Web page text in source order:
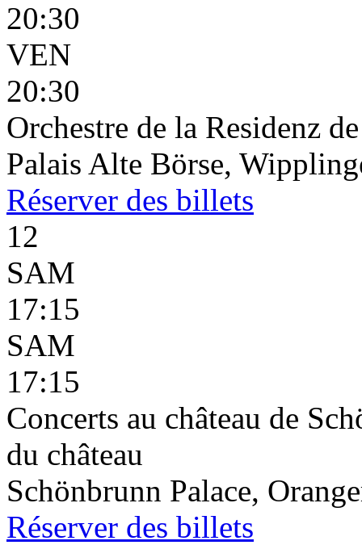
20:30
VEN
20:30
Orchestre de la Residenz
Palais Alte Börse,
Réserver des billets
12
SAM
17:15
SAM
17:15
Concerts au château de
du château
Schönbrunn Palace,
Réserver des billets